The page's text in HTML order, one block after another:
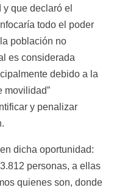
que declaró el
todo el poder
población no
es considerada
debido a la
movilidad”
y penalizar
dicha oportunidad:
personas, a ellas
quienes son, donde